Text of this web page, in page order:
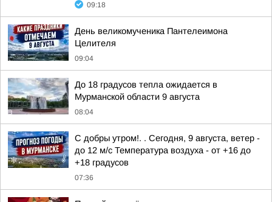
09:18
День великомученика Пантелеимона
Целителя
09:04
До 18 градусов тепла ожидается в
Мурманской области 9 августа
08:04
С добры утром!. . Сегодня, 9 августа, ветер -
до 12 м/с Температура воздуха - от +16 до
+18 градусов
07:36